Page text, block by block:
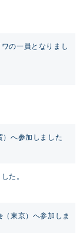
の一員となりまし
へ参加しました
た。
東京）へ参加しま